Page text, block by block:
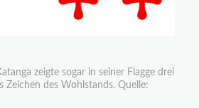
zeigte sogar in seiner Flagge drei
Zeichen des Wohlstands. Quelle: